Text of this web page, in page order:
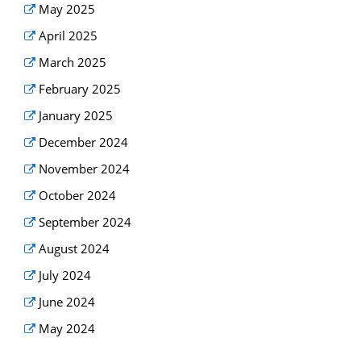
May 2025
April 2025
March 2025
February 2025
January 2025
December 2024
November 2024
October 2024
September 2024
August 2024
July 2024
June 2024
May 2024